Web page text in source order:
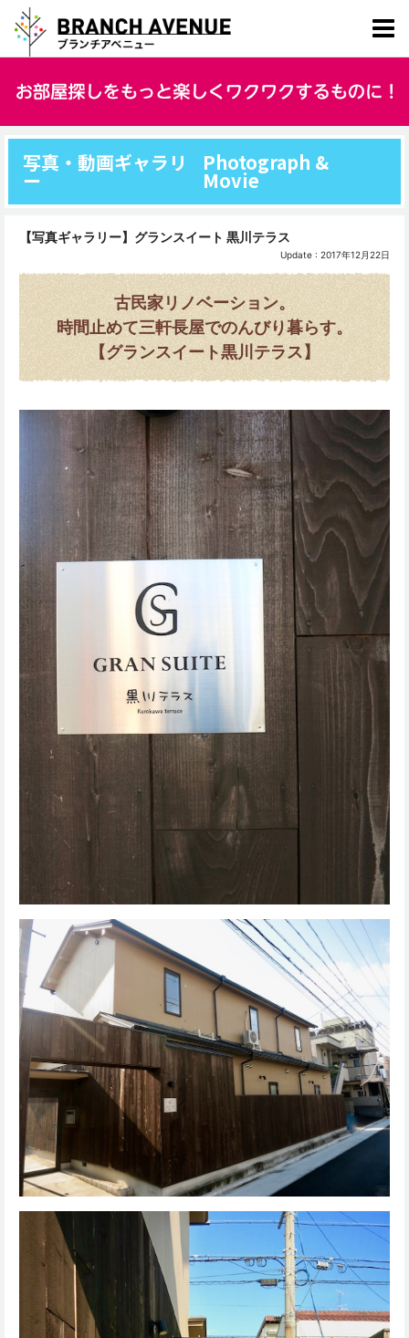
写真・動画ギャラリ
ー
Photograph &
Movie
【写真ギャラリー】グランスイート 黒川テラス
Update : 2017年12月22日
古民家リノベーション。
時間止めて三軒長屋でのんびり暮らす。
【グランスイート黒川テラス】